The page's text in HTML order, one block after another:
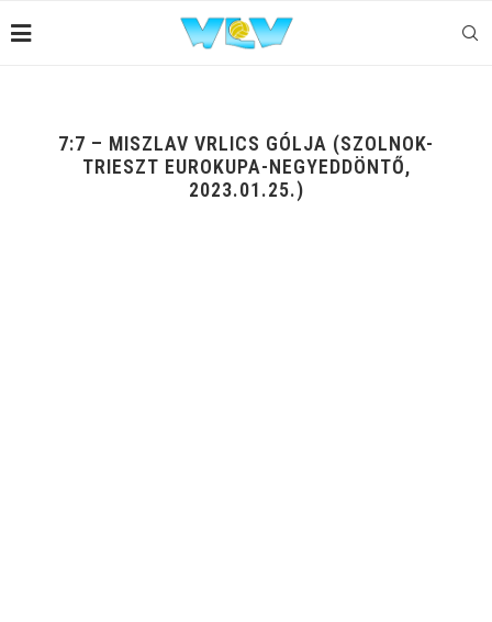
7:7 – MISZLAV VRLICS GÓLJA (SZOLNOK-
TRIESZT EUROKUPA-NEGYEDDÖNTŐ,
2023.01.25.)